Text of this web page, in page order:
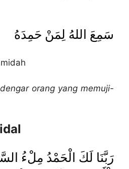
سَمِعَ اللهُ لِمَنْ حَمِدَهُ
orang yang memuji-
رَبَّنَا لَكَ الْحَمْدُ مِلْءُ